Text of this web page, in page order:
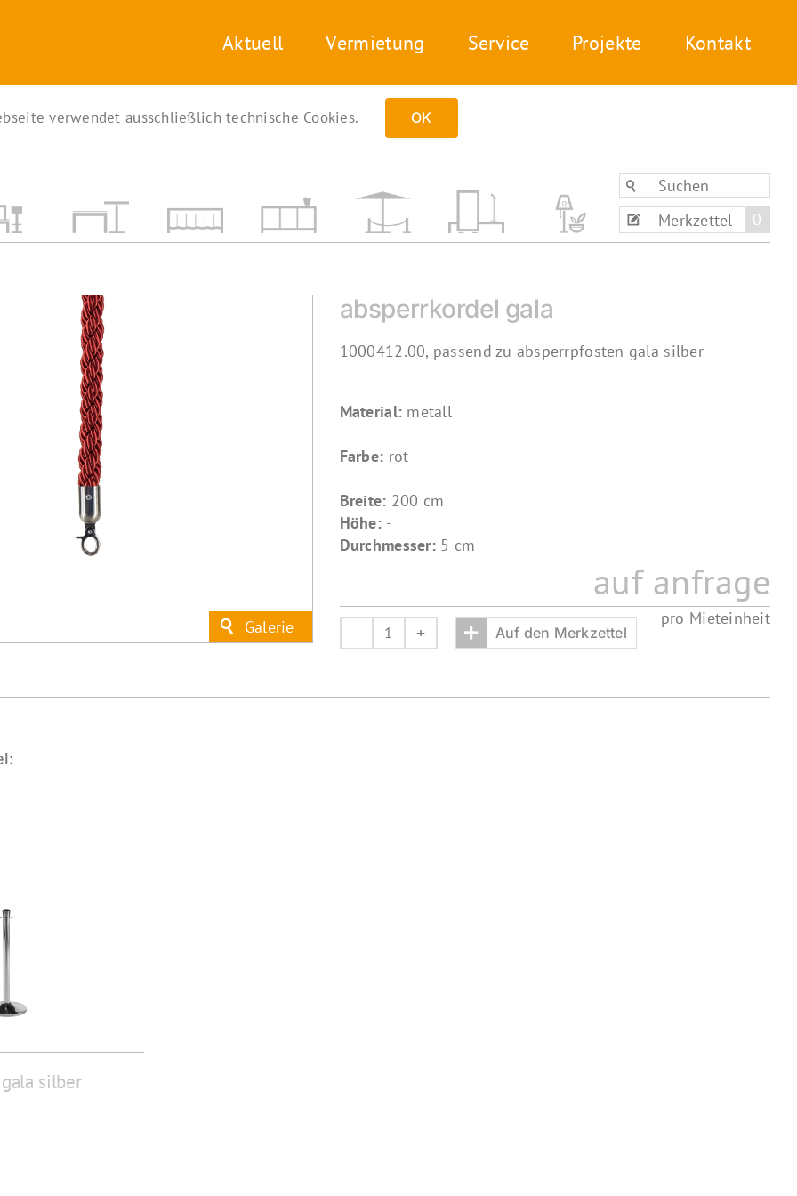
Aktuell Vermietung Service Projekte Kontakt
Merkzettel 0
absperrkordel gala
1000412.00, passend zu absperrpfosten gala silber
Material: metall
Farbe: rot
Breite: 200 cm
Höhe: -
Durchmesser: 5 cm
auf anfrage
pro Mieteinheit
absperrkordel
+ Auf den Merkzettel
silber
verwendet ausschließlich technische Cookies. OK